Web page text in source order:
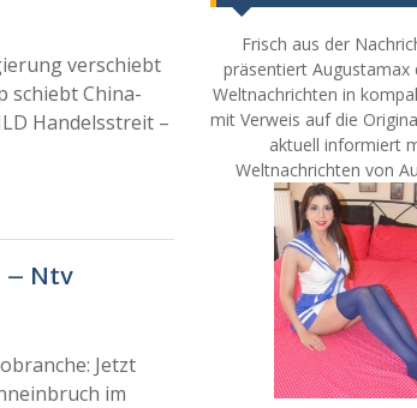
verschiebt
schiebt China-
Handelsstreit –
– Ntv
Jetzt
im
Frisch aus der
präsentiert Augustamax
Weltnachrichten in
mit Verweis auf die
aktuell informiert
Weltnachrichten von